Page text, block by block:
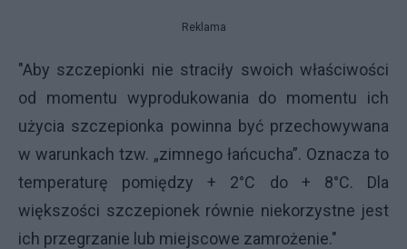
Reklama
"Aby szczepionki nie straciły swoich właściwości
od momentu wyprodukowania do momentu ich
użycia szczepionka powinna być przechowywana
w warunkach tzw. „zimnego łańcucha”. Oznacza to
temperaturę pomiędzy + 2°C do + 8°C. Dla
większości szczepionek równie niekorzystne jest
ich przegrzanie lub miejscowe zamrożenie."